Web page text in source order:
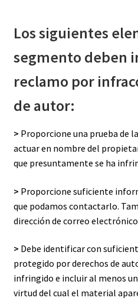
Los siguientes
segmento deben
reclamo por
de autor:
> Proporcione una prueba de
actuar en nombre del
que presuntamente se ha
> Proporcione suficiente
que podamos contactarlo.
dirección de correo
> Debe identificar con
protegido por derechos de
infringido e incluir al menos
virtud del cual el material